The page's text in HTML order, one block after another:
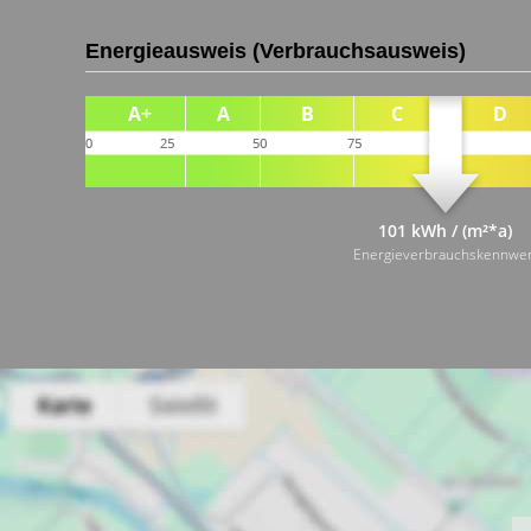
Energieausweis (Verbrauchsausweis)
101 kWh / (m²*a)